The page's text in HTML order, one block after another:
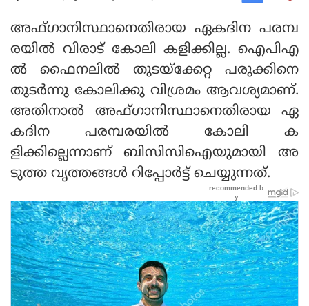
അഫ്ഗാനിസ്ഥാനെതിരായ ഏകദിന പരമ്പ
രയിൽ വിരാട് കോലി കളിക്കില്ല. ഐപിഎ
ൽ ഫൈനലിൽ തുടയ്‌ക്കേറ്റ പരുക്കിനെ
തുടർന്നു കോലിക്കു വിശ്രമം ആവശ്യമാണ്.
അതിനാൽ അഫ്ഗാനിസ്ഥാനെതിരായ ഏ
കദിന പരമ്പരയിൽ കോലി ക
ളിക്കില്ലെന്നാണ് ബിസിസിഐയുമായി അ
ടുത്ത വൃത്തങ്ങൾ റിപ്പോർട്ട് ചെയ്യുന്നത്.